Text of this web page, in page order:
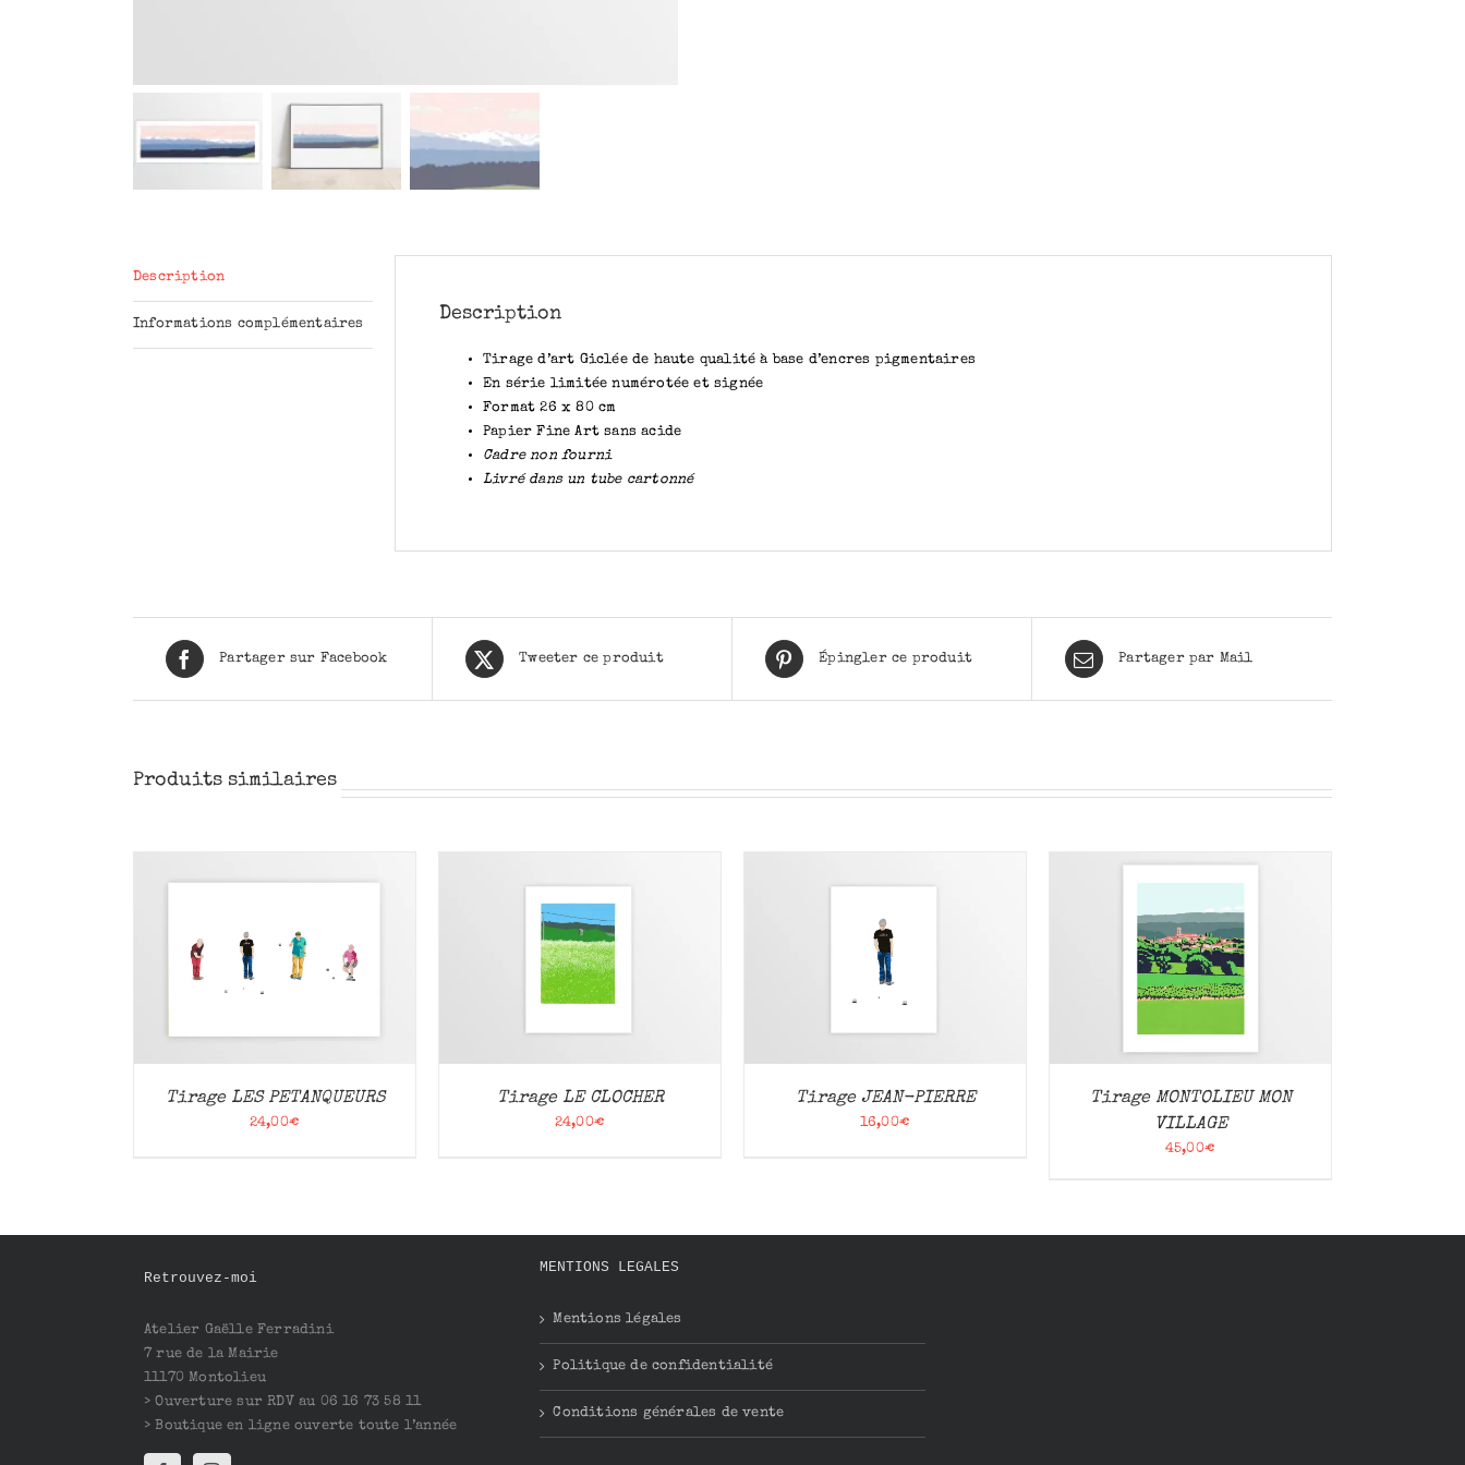
Description
Informations complémentaires
Description
Tirage d’art Giclée de haute qualité à base d’encres pigmentaires
En série limitée numérotée et signée
Format 26 x 80 cm
Papier Fine Art sans acide
Cadre non fourni
Livré dans un tube cartonné
Partager sur Facebook Tweeter ce produit Épingler ce produit Partager par Mail
Produits similaires
Tirage LES PETANQUEURS
24,00€
AJOUTER AU PANIER
APERÇU
Tirage LE CLOCHER
24,00€
AJOUTER AU PANIER
APERÇU
Tirage JEAN-PIERRE
16,00€
AJOUTER AU PANIER
APERÇU
Tirage MONTOLIEU MON
VILLAGE
45,00€
Retrouvez-moi
Atelier Gaëlle Ferradini
7 rue de la Mairie
11170 Montolieu
> Ouverture sur RDV au 06 16 73 58 11
> Boutique en ligne ouverte toute l’année
MENTIONS LEGALES
Mentions légales
Politique de confidentialité
Conditions générales de vente